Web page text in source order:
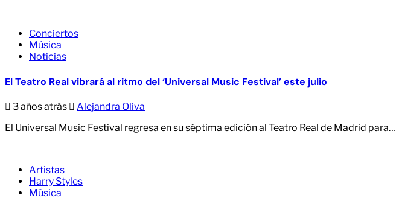
Conciertos
Música
Noticias
El Teatro Real vibrará al ritmo del ‘Universal Music Festival’ este julio
3 años atrás
Alejandra Oliva
El Universal Music Festival regresa en su séptima edición al Teatro Real de Madrid para…
Artistas
Harry Styles
Música